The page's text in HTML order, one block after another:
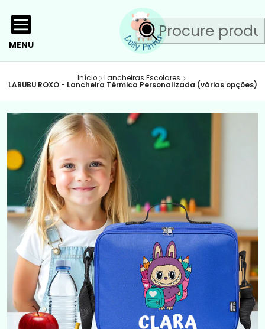
MENU
Início Lancheiras Escolares
LABUBU ROXO - Lancheira Térmica Personalizada (várias opções)